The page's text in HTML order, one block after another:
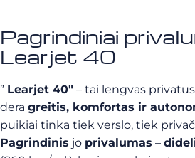
Pagrindiniai
Learjet 40
” Learjet 40″ – tai lengvas
dera greitis, komfortas ir
puikiai tinka tiek verslo, tiek
Pagrindinis jo privalumas –